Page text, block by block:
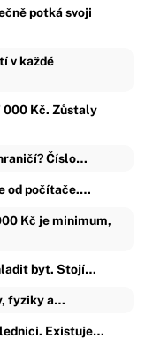
potká svoji
v každé
000 Kč. Zůstaly
Číslo…
od počítače.…
Kč je minimum,
byt. Stojí…
fyziky a…
Existuje…